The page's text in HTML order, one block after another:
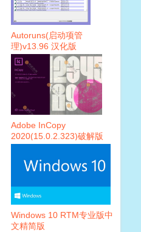
Autoruns(启动项管
理)v13.96 汉化版
Adobe InCopy
2020(15.0.2.323)破解版
Windows 10 RTM专业版中
文精简版